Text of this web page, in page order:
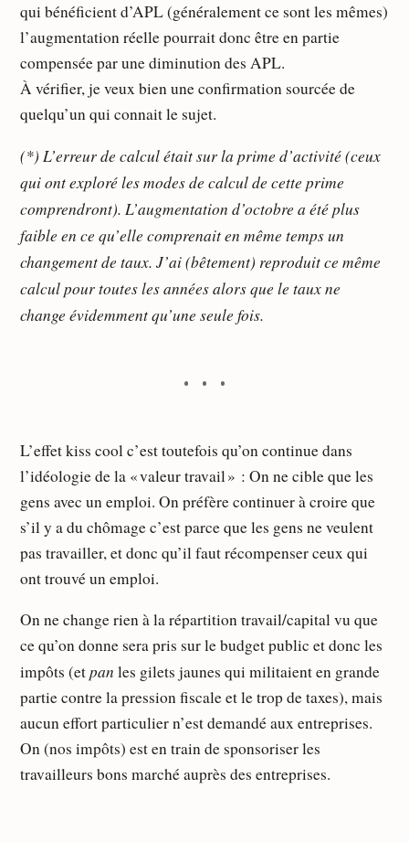
qui bénéficient d’APL (généralement ce sont les mêmes)
l’augmentation réelle pourrait donc être en partie
compensée par une diminution des APL.
À vérifier, je veux bien une confirmation sourcée de
quelqu’un qui connait le sujet.
(*) L’erreur de calcul était sur la prime d’activité (ceux
qui ont exploré les modes de calcul de cette prime
comprendront). L’augmentation d’octobre a été plus
faible en ce qu’elle comprenait en même temps un
changement de taux. J’ai (bêtement) reproduit ce même
calcul pour toutes les années alors que le taux ne
change évidemment qu’une seule fois.
L’effet kiss cool c’est toutefois qu’on continue dans
l’idéologie de la « valeur travail » : On ne cible que les
gens avec un emploi. On préfère continuer à croire que
s’il y a du chômage c’est parce que les gens ne veulent
pas travailler, et donc qu’il faut récompenser ceux qui
ont trouvé un emploi.
On ne change rien à la répartition travail/capital vu que
ce qu’on donne sera pris sur le budget public et donc les
impôts (etpan les gilets jaunes qui militaient en grande
partie contre la pression fiscale et le trop de taxes), mais
aucun effort particulier n’est demandé aux entreprises.
On (nos impôts) est en train de sponsoriser les
travailleurs bons marché auprès des entreprises.